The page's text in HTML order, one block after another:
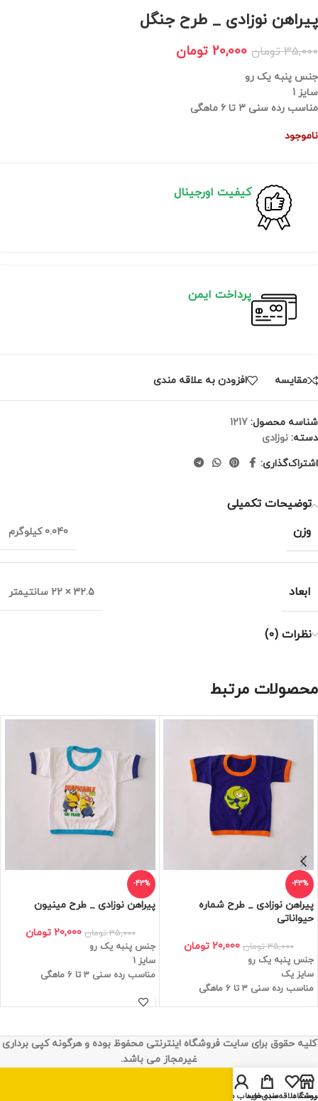
پیراهن نوزادی _ طرح جنگل
35,000 تومان 20,000 تومان
جنس پنبه یک رو
سایز 1
مناسب رده سنی ۳ تا ۶ ماهگی
ناموجود
کیفیت اورجینال
پرداخت ایمن
مقايسه افزودن به علاقه مندی
شناسه محصول: 1217
دسته: نوزادی
اشتراک‌گذاری:
توضیحات تکمیلی
وزن
0.040 کیلوگرم
ابعاد 32.5 × 22 سانتیمتر
نظرات (0)
محصولات مرتبط
-43%
پیراهن نوزادی _ طرح شماره
حیواناتی
35,000 تومان 20,000 تومان
جنس پنبه یک رو
سایز یک
مناسب رده سنی 3 تا 6 ماهگی
-43%
پیراهن نوزادی _ طرح مینیون
35,000 تومان 20,000 تومان
جنس پنبه یک رو
سایز 1
مناسب رده سنی 3 تا 6 ماهگی
کلیه حقوق برای سایت فروشگاه اینترنتی محفوظ بوده و هرگونه کپی برداری
غیرمجاز می باشد.
علاقه‌مندی‌ها
سبد خریدحساب من